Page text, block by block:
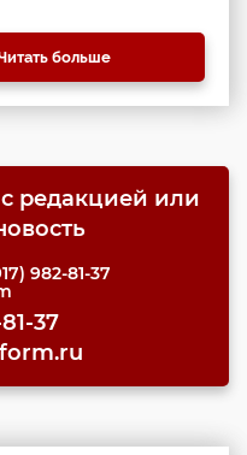
больше
с редакцией или
982-81-37
37